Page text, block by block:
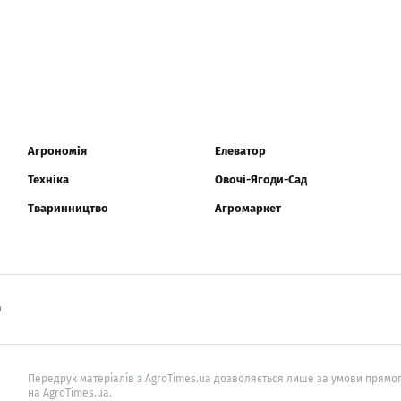
Агрономія
Техніка
Тваринництво
Елеватор
Овочі-Ягоди-Сад
Агромаркет
Передрук матеріалів з AgroTimes.ua дозволяється лише за умови
на AgroTimes.ua.